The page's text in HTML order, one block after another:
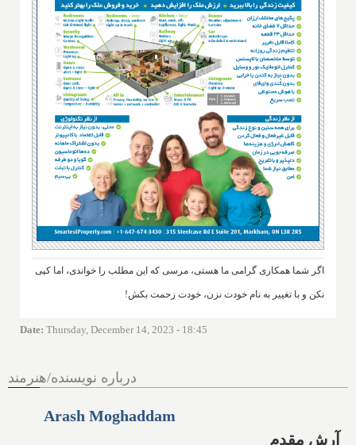
اگر شما همکاری گرامی ما هستی، مرسی که این مطلب را خواندی، اما کپی
نکن و با تغییر به نام خودت نزن، خودت زحمت بکش!
Date: Thursday, December 14, 2023 - 18:45
درباره نویسنده/هنرمند
Arash Moghaddam
آرش مقدم